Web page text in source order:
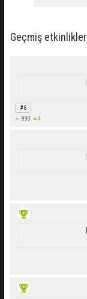
Geçmiş etkinlikler
#6
990
4